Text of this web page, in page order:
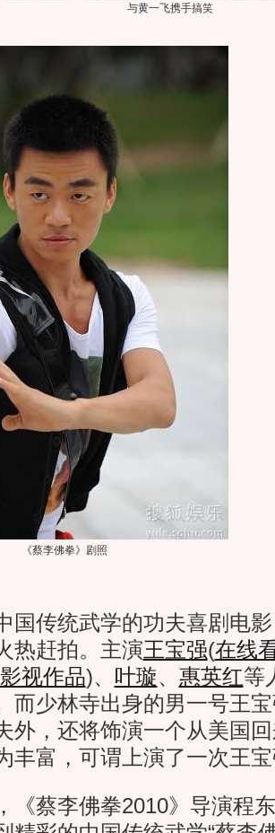
与黄一飞携手搞笑
《蔡李佛拳》剧照
传统武学的功夫喜剧电影
热赶拍。主演王宝强(在线
视作品)、 叶璇、 惠英红等
而少林寺出身的男一号王
外，还将饰演一个从美国回
丰富，可谓上演了一次王
蔡李佛拳2010》导演程东